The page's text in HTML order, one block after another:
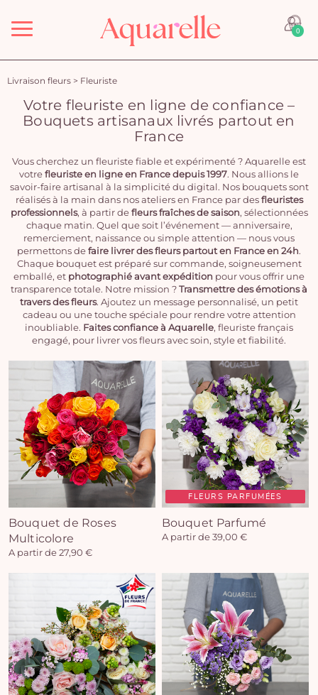
Menu 0
Livraison fleurs > Fleuriste
Votre fleuriste en ligne de confiance –
Bouquets artisanaux livrés partout en
France
Vous cherchez un fleuriste fiable et expérimenté ? Aquarelle est
votrefleuriste en ligne en France depuis 1997. Nous allions le
savoir-faire artisanal à la simplicité du digital. Nos bouquets sont
réalisés à la main dans nos ateliers en France par desfleuristes
professionnels, à partir defleurs fraîches de saison, sélectionnées
chaque matin. Quel que soit l’événement — anniversaire,
remerciement, naissance ou simple attention — nous vous
permettons defaire livrer des fleurs partout en France en 24h.
Chaque bouquet est préparé sur commande, soigneusement
emballé, et photographié avant expédition pour vous offrir une
transparence totale. Notre mission ?Transmettre des émotions à
travers des fleurs. Ajoutez un message personnalisé, un petit
cadeau ou une touche spéciale pour rendre votre attention
inoubliable. Faites confiance à Aquarelle, fleuriste français
engagé, pour livrer vos fleurs avec soin, style et fiabilité.
Bouquet de Roses
Multicolore
A partir de 27,90 €
FLEURS PARFUMÉES
Bouquet Parfumé
A partir de 39,00 €